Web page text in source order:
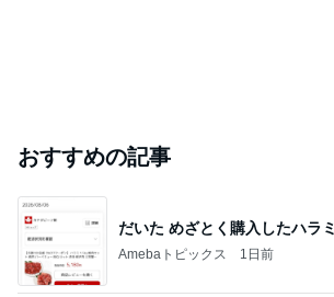
おすすめの記事
だいた めざとく購入したハラミ
Amebaトピックス 1日前